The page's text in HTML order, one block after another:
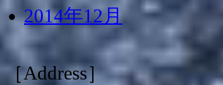
2014年12月
［Address］